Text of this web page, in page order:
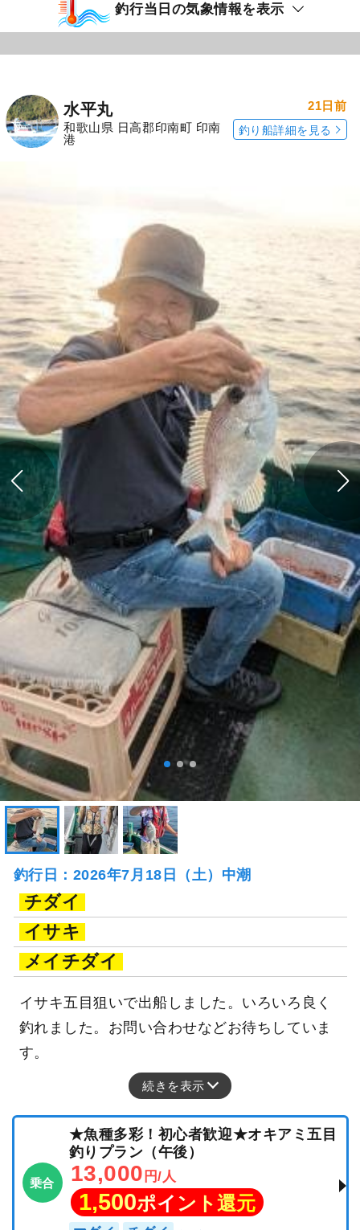
釣行当日の気象情報を表示
水平丸
和歌山県 日高郡印南町 印南
港
21日前
釣り船詳細を見る
釣行日：2026年7月18日（土）中潮
チダイ
イサキ
メイチダイ
イサキ五目狙いで出船しました。いろいろ良く
釣れました。お問い合わせなどお待ちしていま
す。
続きを表示
乗合
★魚種多彩！初心者歓迎★オキアミ五目
釣りプラン（午後）
13,000 円/人
1,500ポイント還元